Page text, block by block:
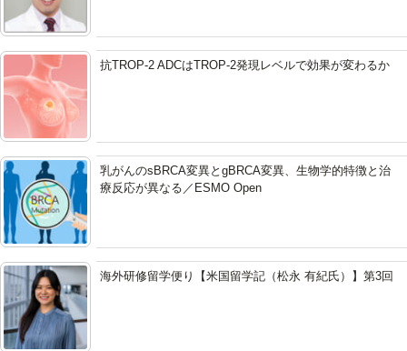
抗TROP-2 ADCはTROP-2発現レベルで効果が変わるか
乳がんのsBRCA変異とgBRCA変異、生物学的特徴と治
療反応が異なる／ESMO Open
海外研修留学便り【米国留学記（松永 有紀氏）】第3回